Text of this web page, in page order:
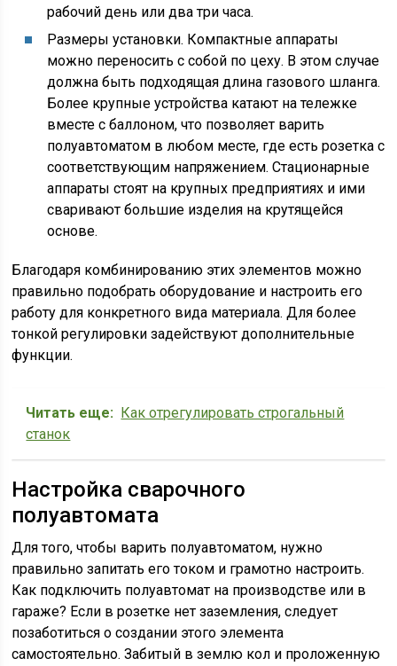
рабочий день или два три часа.
Размеры установки. Компактные аппараты
можно переносить с собой по цеху. В этом случае
должна быть подходящая длина газового шланга.
Более крупные устройства катают на тележке
вместе с баллоном, что позволяет варить
полуавтоматом в любом месте, где есть розетка с
соответствующим напряжением. Стационарные
аппараты стоят на крупных предприятиях и ими
сваривают большие изделия на крутящейся
основе.
Благодаря комбинированию этих элементов можно
правильно подобрать оборудование и настроить его
работу для конкретного вида материала. Для более
тонкой регулировки задействуют дополнительные
функции.
Читать еще: Как отрегулировать строгальный
станок
Настройка сварочного
полуавтомата
Для того, чтобы варить полуавтоматом, нужно
правильно запитать его током и грамотно настроить.
Как подключить полуавтомат на производстве или в
гараже? Если в розетке нет заземления, следует
позаботиться о создании этого элемента
самостоятельно. Забитый в землю кол и проложенную